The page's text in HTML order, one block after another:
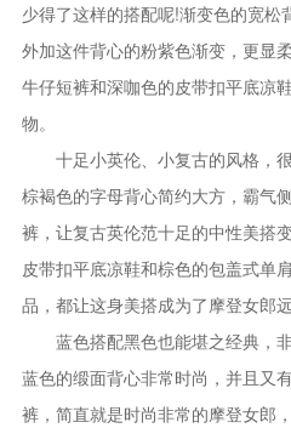
少得了这样的搭配呢!渐变色的宽松
外加这件背心的粉紫色渐变，更显
牛仔短裤和深咖色的皮带扣平底凉
物。
十足小英伦、小复古的风格，很
棕褐色的字母背心简约大方，霸气
裤，让复古英伦范十足的中性美搭
皮带扣平底凉鞋和棕色的包盖式单
品，都让这身美搭成为了摩登女郎
蓝色搭配黑色也能堪之经典，
蓝色的缎面背心非常时尚，并且又
裤，简直就是时尚非常的摩登女郎